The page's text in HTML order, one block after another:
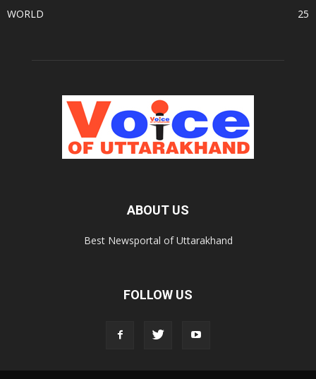
WORLD
25
ABOUT US
Best Newsportal of Uttarakhand
FOLLOW US